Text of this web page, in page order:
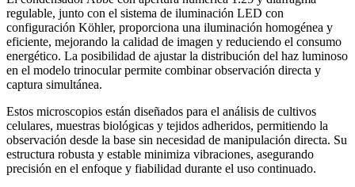
regulable, junto con el sistema de iluminación LED con
configuración Köhler, proporciona una iluminación homogénea y
eficiente, mejorando la calidad de imagen y reduciendo el consumo
energético. La posibilidad de ajustar la distribución del haz luminoso
en el modelo trinocular permite combinar observación directa y
captura simultánea.
Estos microscopios están diseñados para el análisis de cultivos
celulares, muestras biológicas y tejidos adheridos, permitiendo la
observación desde la base sin necesidad de manipulación directa. Su
estructura robusta y estable minimiza vibraciones, asegurando
precisión en el enfoque y fiabilidad durante el uso continuado.